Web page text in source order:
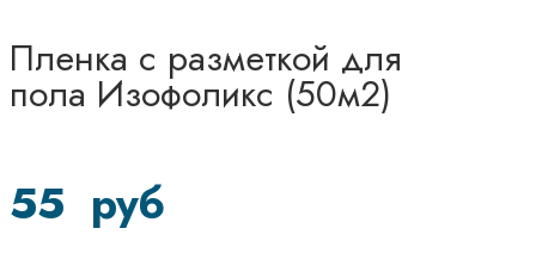
Пленка с разметкой для
пола Изофоликс (50м2)
55 руб